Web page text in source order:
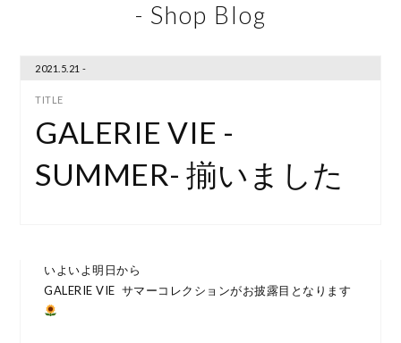
- Shop Blog
2021.5.21 -
GALERIE VIE -
SUMMER- 揃いました
いよいよ明日から
GALERIE VIE サマーコレクションがお披露目となります